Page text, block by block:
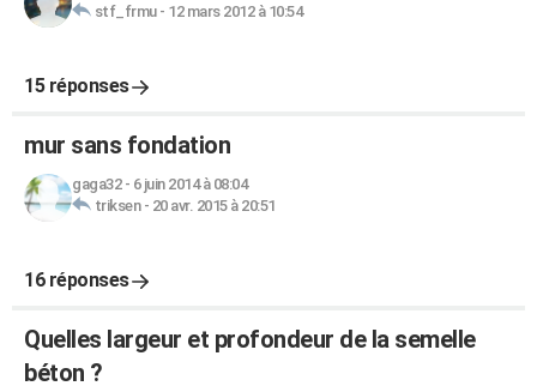
stf_frmu- 12 mars 2012 à 10:54
15 réponses
mur sans fondation
gaga32- 6 juin 2014 à 08:04
triksen- 20 avr. 2015 à 20:51
16 réponses
Quelles largeur et profondeur de la semelle
béton ?